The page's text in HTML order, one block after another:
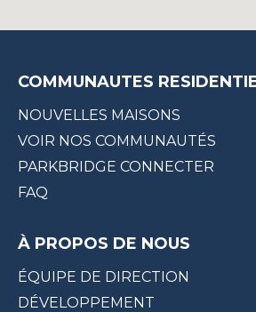
COMMUNAUTES
NOUVELLES MAISONS
VOIR NOS COMMUNAUTÉS
PARKBRIDGE CONNECTER
FAQ
À PROPOS DE NOUS
ÉQUIPE DE DIRECTION
DÉVELOPPEMENT